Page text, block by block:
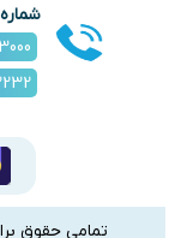
تمامی حقوق